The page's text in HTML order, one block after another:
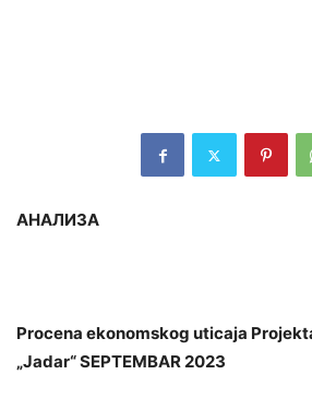
АНАЛИЗА
Procena ekonomskog uticaja
„Jadar“ SEPTEMBAR 2023